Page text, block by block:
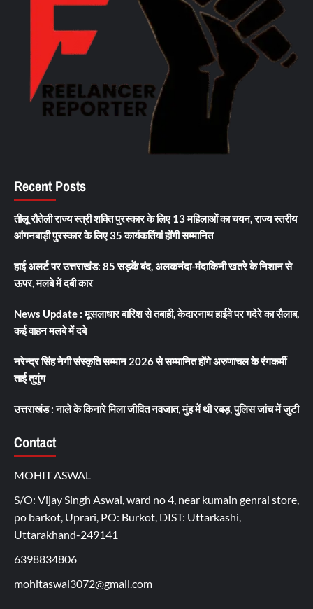
Recent Posts
तीलू रौतेली राज्य स्त्री शक्ति पुरस्कार के लिए 13 महिलाओं का चयन, राज्य स्तरीय
आंगनबाड़ी पुरस्कार के लिए 35 कार्यकर्तियां होंगी सम्मानित
हाई अलर्ट पर उत्तराखंड: 85 सड़कें बंद, अलकनंदा-मंदाकिनी खतरे के निशान से
ऊपर, मलबे में दबी कार
News Update : मूसलाधार बारिश से तबाही, केदारनाथ हाईवे पर गदेरे का सैलाब,
कई वाहन मलबे में दबे
नरेन्द्र सिंह नेगी संस्कृति सम्मान 2026 से सम्मानित होंगे अरुणाचल के रंगकर्मी
ताई तुगुंग
उत्तराखंड : नाले के किनारे मिला जीवित नवजात, मुंह में थी रबड़, पुलिस जांच में जुटी
Contact
MOHIT ASWAL
S/O: Vijay Singh Aswal, ward no 4, near kumain genral store,
po barkot, Uprari, PO: Burkot, DIST: Uttarkashi,
Uttarakhand-249141
6398834806
mohitaswal3072@gmail.com